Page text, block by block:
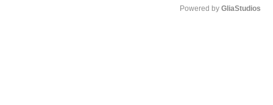
Powered by GliaStudios